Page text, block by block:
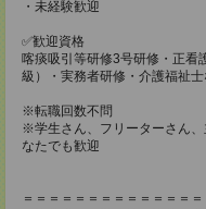
・未経験歓迎
✅歓迎資格
喀痰吸引等研修3号研修・正看
級）・実務者研修・介護福祉
※転職回数不問
※学生さん、フリーターさん
なたでも歓迎
＝＝＝＝＝＝＝＝＝＝＝＝＝＝